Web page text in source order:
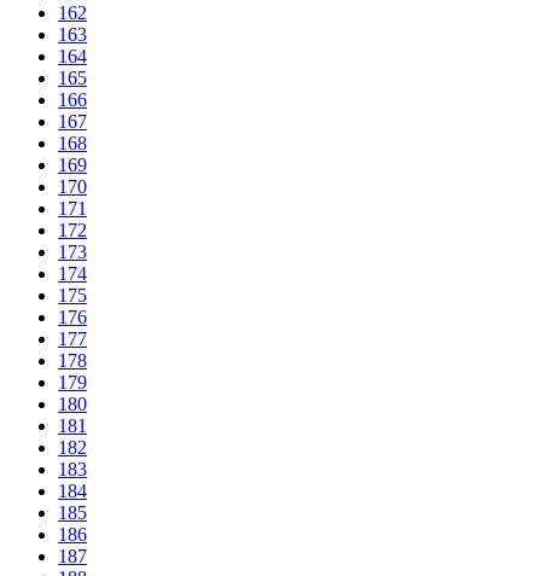
162
163
164
165
166
167
168
169
170
171
172
173
174
175
176
177
178
179
180
181
182
183
184
185
186
187